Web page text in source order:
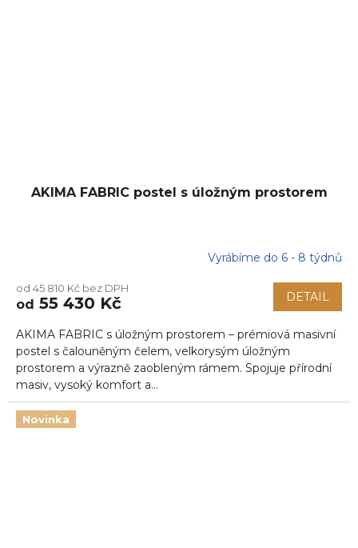
AKIMA FABRIC postel s úložným prostorem
Vyrábíme do 6 - 8 týdnů
od 45 810 Kč bez DPH
od 55 430 Kč DETAIL
AKIMA FABRIC s úložným prostorem – prémiová masivní
postel s čalouněným čelem, velkorysým úložným
prostorem a výrazně zaobleným rámem. Spojuje přírodní
masiv, vysoký komfort a...
Novinka